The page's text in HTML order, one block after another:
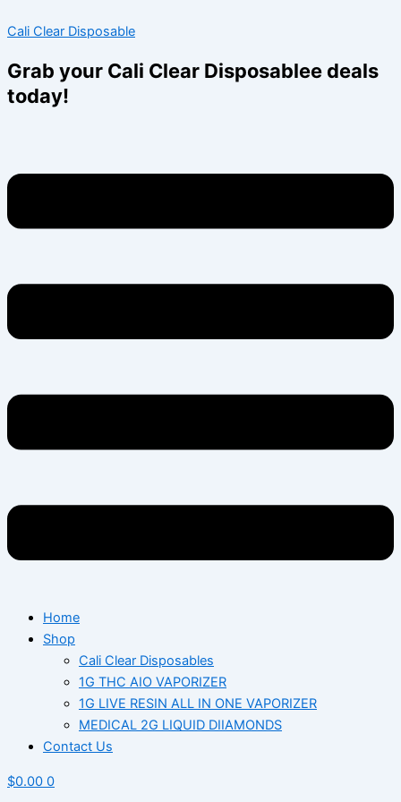
to
Cali Clear Disposable
Grab your Cali Clear Disposablee deals
today!
Home
Shop
Cali Clear Disposables
1G THC AIO VAPORIZER
1G LIVE RESIN ALL IN ONE VAPORIZER
MEDICAL 2G LIQUID DIIAMONDS
Contact Us
$0.00 0